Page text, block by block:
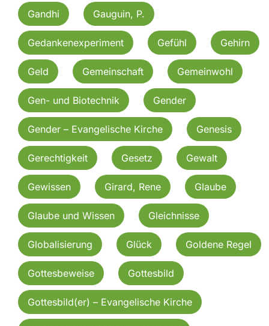
Gandhi Gauguin, P.
Gedankenexperiment Gefühl Gehirn
Geld Gemeinschaft Gemeinwohl
Gen- und Biotechnik Gender
Gender – Evangelische Kirche Genesis
Gerechtigkeit Gesetz Gewalt
Gewissen Girard, Rene Glaube
Glaube und Wissen Gleichnisse
Globalisierung Glück Goldene Regel
Gottesbeweise Gottesbild
Gottesbild(er) – Evangelische Kirche